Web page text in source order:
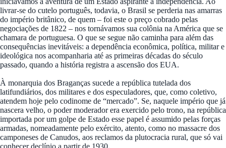
livrar-se do cutelo português, todavia, o Brasil se perderia nas amarras
do império britânico, de quem – foi este o preço cobrado pelas
negociações de 1822 – nos tornávamos sua colônia na América que se
chamara de portuguesa. O que se segue não caminha para além das
consequências inevitáveis: a dependência econômica, política, militar e
ideológica nos acompanharia até as primeiras décadas do século
passado, quando a história registra a ascensão dos EUA.
À monarquia dos Braganças sucede a república tutelada dos
latifundiários, dos militares e dos especuladores, que, como coletivo,
atendem hoje pelo codinome de “mercado”. Se, naquele império que já
nascera velho, o poder moderador era exercido pelo trono, na república
importada por um golpe de Estado esse papel é assumido pelas forças
armadas, nomeadamente pelo exército, atento, como no massacre dos
camponeses de Canudos, aos reclamos da plutocracia rural, que só vai
conhecer declínio a partir de 1930.